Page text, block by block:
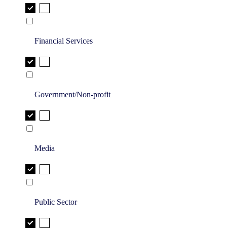
Financial Services
Government/Non-profit
Media
Public Sector